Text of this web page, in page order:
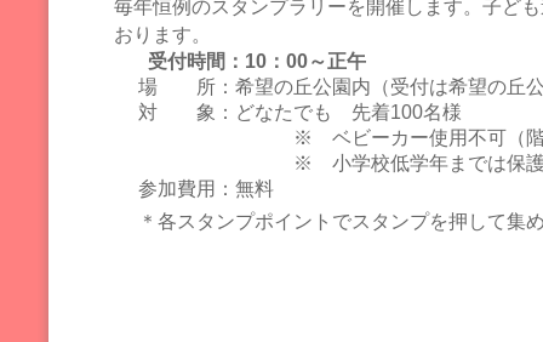
毎年恒例のスタンプラリーを開催します。子ど
おります。
受付時間：10：00～正午
場 所：希望の丘公園内（受付は希望の丘
対 象：どなたでも 先着100名様
※ ベビーカー使用不可（階段
※ 小学校低学年までは保護者
参加費用：無料
＊各スタンプポイントでスタンプを押して集